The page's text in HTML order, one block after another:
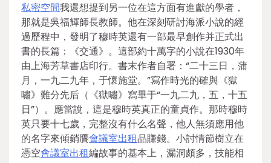
私密空間我還想提到另一位在這方面有進獻的學者，
那就是吳福輝師長教師。他在深刻研討海派小說的經
過歷程中，發明了穆時英還有一部最早創作并正式出
書的長篇：《交通》。這部約十萬字的小說在1930年
由上海芳草書店印行。書末作者自署：“二十三日，蒲
月，一九二九年，于懷施堂。”寫作時光的確與《獄
嘯》難分先后（《獄嘯》寫畢于“一九二九，五，十五
日”）。應當說，這是穆時英真正的童貞作。那時穆時
英只要十七歲，完整沒有什么名聲，他人無須應用他
的名字來傾銷贗會議室出租品賺錢。小討情節樹立在
憑空會議室出租編故事的基本上，漏洞頗多，技能相